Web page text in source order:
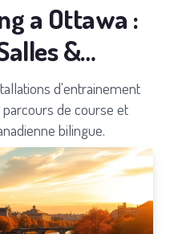
a Ottawa :
&
d'entrainement
parcours de course et
bilingue.